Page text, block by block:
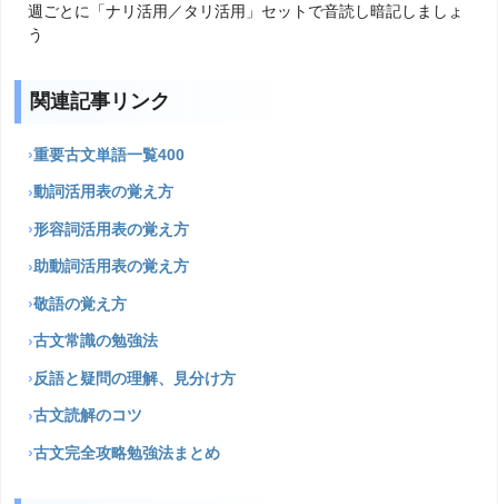
週ごとに「ナリ活用／タリ活用」セットで音読し暗記しましょ
う
関連記事リンク
重要古文単語一覧400
動詞活用表の覚え方
形容詞活用表の覚え方
助動詞活用表の覚え方
敬語の覚え方
古文常識の勉強法
反語と疑問の理解、見分け方
古文読解のコツ
古文完全攻略勉強法まとめ